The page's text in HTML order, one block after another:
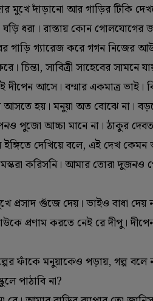
দাঁড়ানো আর গাড়ির টিকি
ধরা। রাস্তায় কোন গোলযোগের
গাড়ি গ্যারেজ করে গগন নিজের
চিন্তা, সাবিত্রী সাহেবের সামনে
দীপেন আসে। বম্মার একমাত্র
আসতে হয়। মনুয়া অত বোঝে না।
পুজো আচ্চা মানে না। ঠাকুর
দেখিয়ে বলে, এই দেখ
মস্করা করিসনি। আমার তোরা
প্রসাদ গুঁজে দেয়। ভাইও বাধা
প্রণাম করতে নেই রে দীপু।
ফাঁকে মনুয়াকেও পড়ায়, গল্প বলে
পাঠাবি না?